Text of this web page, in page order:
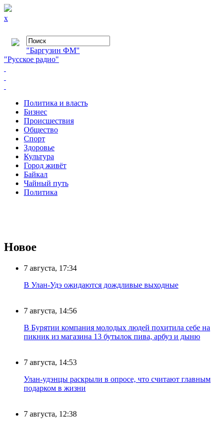
x
"Баргузин ФМ"
"Русское радио"
Политика и власть
Бизнес
Происшествия
Общество
Cпорт
Здоровье
Культура
Город живёт
Байкал
Чайный путь
Политика
Новое
7 августа, 17:34
В Улан-Удэ ожидаются дождливые выходные
7 августа, 14:56
В Бурятии компания молодых людей похитила себе на
пикник из магазина 13 бутылок пива, арбуз и дыню
7 августа, 14:53
Улан-удэнцы раскрыли в опросе, что считают главным
подарком в жизни
7 августа, 12:38